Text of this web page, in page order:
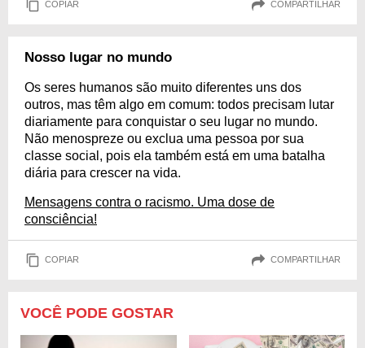
COPIAR COMPARTILHAR
Nosso lugar no mundo
Os seres humanos são muito diferentes uns dos
outros, mas têm algo em comum: todos precisam lutar
diariamente para conquistar o seu lugar no mundo.
Não menospreze ou exclua uma pessoa por sua
classe social, pois ela também está em uma batalha
diária para crescer na vida.
Mensagens contra o racismo. Uma dose de
consciência!
COPIAR COMPARTILHAR
VOCÊ PODE GOSTAR